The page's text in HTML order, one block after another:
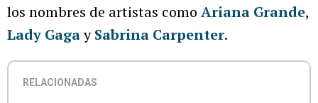
los nombres de artistas como Ariana Grande,
Lady GagaySabrina Carpenter.
RELACIONADAS